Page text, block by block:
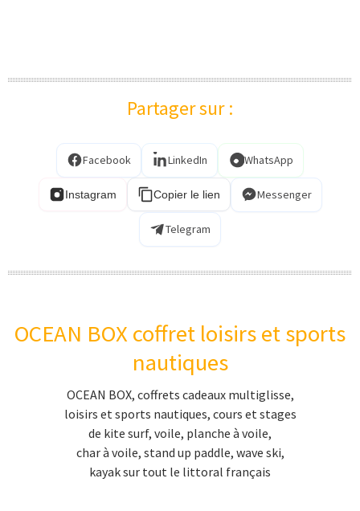
kite surf dans le Nord-Pas-de-Calais
kite surf en Picardie
kite surf en Charente-Maritime
kite surf en aquitaine
kite surf en Languedoc-Roussillon
Char à voile
char à voile Manche
char à voile Calvados
char à voile Calvados
Char à voile Nord-Pas-de-Calais
Partager sur :
Facebook LinkedIn WhatsApp
Instagram Copier le lien Messenger
Telegram
OCEAN BOX coffret loisirs et sports
nautiques
OCEAN BOX, coffrets cadeaux multiglisse,
loisirs et sports nautiques, cours et stages
de kite surf, voile, planche à voile,
char à voile, stand up paddle, wave ski,
kayak sur tout le littoral français